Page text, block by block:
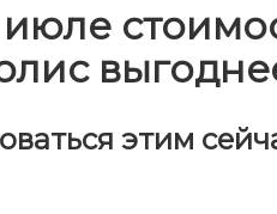
этим